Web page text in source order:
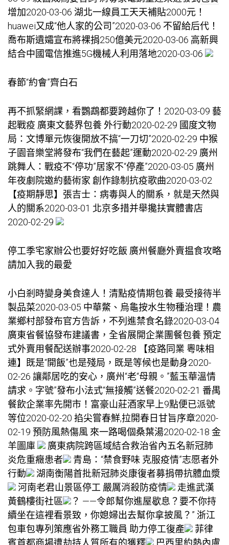
增加2020-03-06 湖北一線員工天天補貼2000元！
huawei又成“他人家的公司”2020-03-06 不留給后代！
喬布斯遺孀宣布將裸捐250億美元2020-03-06 高新興
結合中國電信推進5G機械人利用落地2020-03-06
春節“約會”齊白石
再不抓緊網課，看鸚鵡都要跨越你了！2020-03-09 藝
起戰疫 廣東文藝界包養外行動2020-02-29 國度文物
局：文博單元恢復開放不搞“一刀切”2020-02-29 中猴
子園音樂堂將發布“我們在藝起”運動2020-02-29 廣州
跳舞人：戰疫不“停功”居家不“停產”2020-03-05 廣州
年夜劇院邀約藝術家 創作錄制抗疫歌曲2020-03-02
【疫期靜思】張吉士：病毒與人的關系，就是天然與
人的關系2020-03-01 北京多措并舉攙扶實體書店
2020-02-29
停工季宅家辦公也要好好吃飯 廣州餐廳外賣揾食攻略
請加入我的最愛
小白剎時變身美食達人！清點疫情期包養 最受接待半
製品菜2020-03-05 中華鱉、烏龜按水生物種治理！農
業鄉村部發布官方告訴，不列進禁食名錄2020-03-04
廣東省餐協發布建議書，全省展開企業團餐包養預定
式外賣用餐配送辦事2020-02-28 【疫路同業 粵味相
連】既是“開飯”也是殘局，既是等候也是動身2020-
02-26 讓鄰居吃的安心，廣州“老“母親。”藍玉華溫情
請求。字號”發布小法式“無接觸”送餐2020-02-21 番禺
餐飲企業率先開市！富豪山莊酒家早上9點便已派號
等位2020-02-20 掐尖嘗春鮮,拉開春日甘旨序章2020-
02-19 預防風熱傷風 來一路喝個桑葉湯2020-02-18 金
羊圖庫
廣東病院跨區域結合救治省內五名新冠肺
炎危重癥患者
青島：“禁食野味 克服疫情”志愿者外
行動
湖南衡陽首批新冠肺炎康復者募捐帶抗體血漿
河南老君山景區停工 嚴厲消殺防疫情
走進武漢
黃鶴樓街社區
？ ——令郎幫你進屋歇息？要不你持
續坐在這裡看景致，你媳婦出去幫你拿披風？” 浙江
包車包專列策應省外務工職員 助力停工復產
菲律
賓首都商場遭劫持人質所有的獲釋
巴西里約熱內盧